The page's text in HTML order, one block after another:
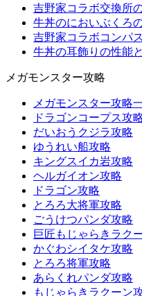
吉野家コラボ交換所
牛丼のにおいぶくろ
吉野家コラボコンパ
牛丼の耳飾りの性能
メガモンスター攻略
メガモンスター攻略
ドラゴンコープス攻
だいおうクジラ攻略
ゆうれい船攻略
キングスイカ岩攻略
ヘルガイオン攻略
ドラゴン攻略
とろろ大将軍攻略
ごうけつパンダ攻略
巨匠もじゃらきラク
かぐわシイタケ攻略
とろろ将軍攻略
あらくれパンダ攻略
もじゃらきラクーン